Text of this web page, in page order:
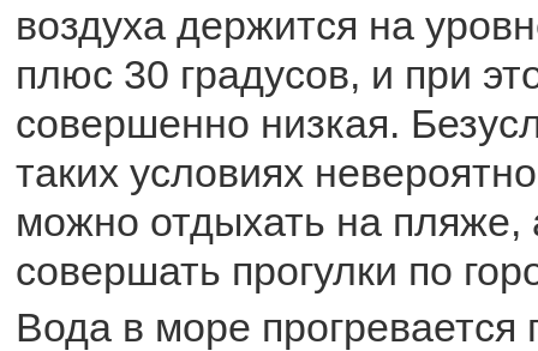
воздуха держится на
плюс 30 градусов, и при
совершенно низкая.
таких условиях
можно отдыхать на пляже,
совершать прогулки по
Вода в море прогревается